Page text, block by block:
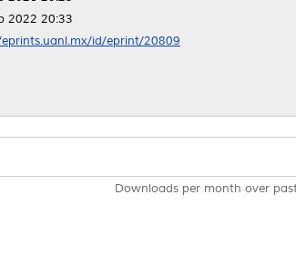
2022 20:33
id/eprint/20809
Downloads per month over